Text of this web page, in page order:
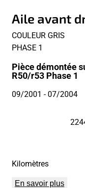
Aile avant
COULEUR GRIS
PHASE 1
Pièce démontée
R50/r53 Phase 1
09/2001 - 07/2004
Kilomètres
En savoir plus